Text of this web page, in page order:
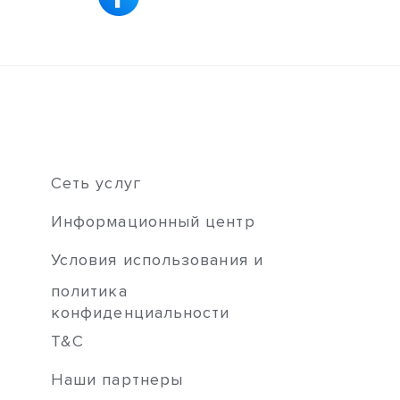
Сеть услуг
Информационный центр
Условия использования и
политика
конфиденциальности
T&C
Наши партнеры